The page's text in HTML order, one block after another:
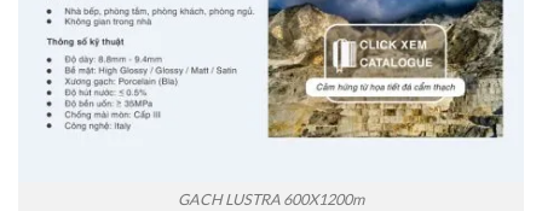
GACH LUSTRA 600X1200m